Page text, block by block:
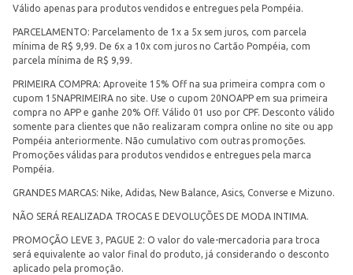
Válido apenas para produtos vendidos e entregues pela Pompéia.
PARCELAMENTO: Parcelamento de 1x a 5x sem juros, com parcela
mínima de R$ 9,99. De 6x a 10x com juros no Cartão Pompéia, com
parcela mínima de R$ 9,99.
PRIMEIRA COMPRA: Aproveite 15% Off na sua primeira compra com o
cupom 15NAPRIMEIRA no site. Use o cupom 20NOAPP em sua primeira
compra no APP e ganhe 20% Off. Válido 01 uso por CPF. Desconto válido
somente para clientes que não realizaram compra online no site ou app
Pompéia anteriormente. Não cumulativo com outras promoções.
Promoções válidas para produtos vendidos e entregues pela marca
Pompéia.
GRANDES MARCAS: Nike, Adidas, New Balance, Asics, Converse e Mizuno.
NÃO SERÁ REALIZADA TROCAS E DEVOLUÇÕES DE MODA INTIMA.
PROMOÇÃO LEVE 3, PAGUE 2: O valor do vale-mercadoria para troca
será equivalente ao valor final do produto, já considerando o desconto
aplicado pela promoção.